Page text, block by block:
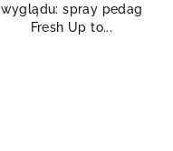
wyglądu: spray pedag
Fresh Up to...